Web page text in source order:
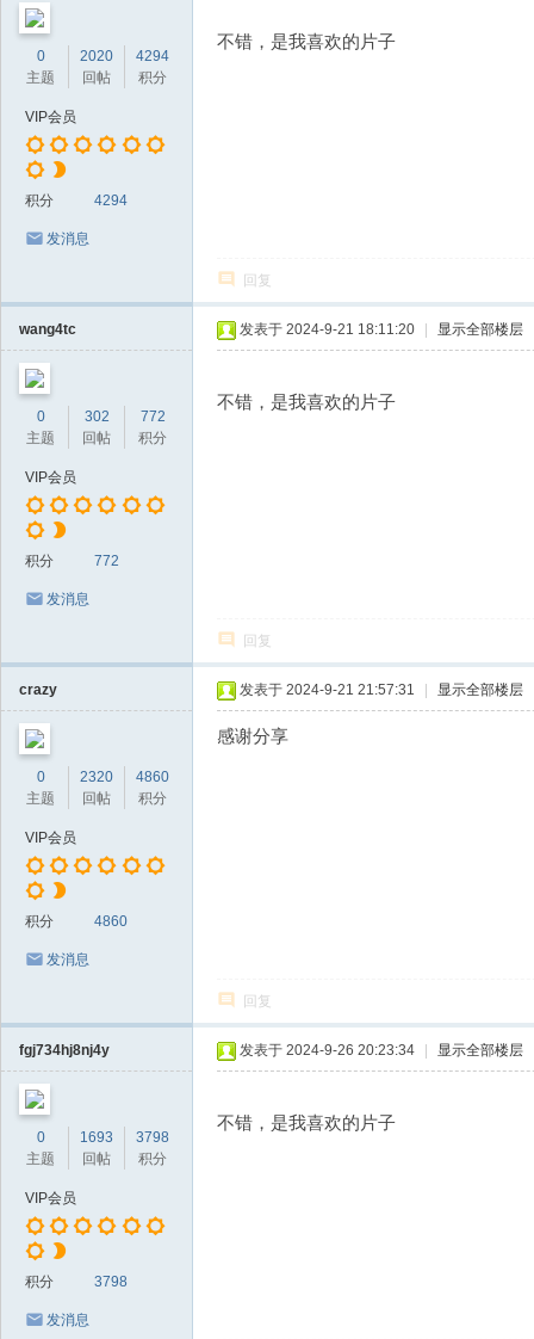
0
主题
2020
回帖
4294
积分
VIP会员
积分 4294
发消息
不错，是我喜欢的片子
回复
wang4tc
0
主题
302
回帖
772
积分
VIP会员
积分 772
发消息
发表于 2024-9-21 18:11:20 显示全部楼层
不错，是我喜欢的片子
回复
crazy
0
主题
2320
回帖
4860
积分
VIP会员
积分 4860
发消息
发表于 2024-9-21 21:57:31 显示全部楼层
感谢分享
回复
fgj734hj8nj4y
0
主题
1693
回帖
3798
积分
VIP会员
积分 3798
发消息
发表于 2024-9-26 20:23:34 显示全部楼层
不错，是我喜欢的片子